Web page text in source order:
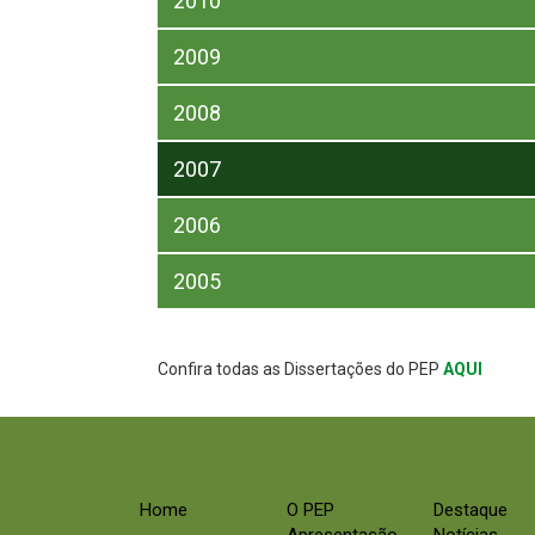
2009
2008
2007
2006
2005
Confira todas as Dissertações do PEP AQUI
Home
O PEP
Destaque